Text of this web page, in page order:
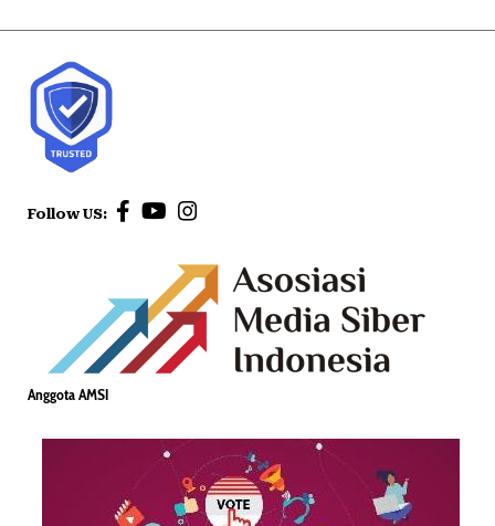
Follow US:
Anggota AMSI